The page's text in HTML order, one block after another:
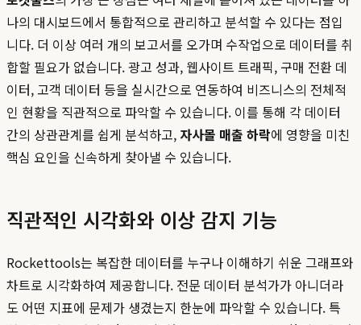
나의 대시보드에서 통합적으로 관리하고 분석할 수 있다는 점입
니다. 더 이상 여러 개의 보고서를 오가며 수작업으로 데이터를 취
합할 필요가 없습니다. 광고 성과, 웹사이트 트래픽, 구매 전환 데
이터, 고객 데이터 등을 실시간으로 연동하여 비즈니스의 전체적
인 현황을 직관적으로 파악할 수 있습니다. 이를 통해 각 데이터
간의 상관관계를 쉽게 분석하고, 자사몰 매출 하락에 영향을 미친
핵심 요인을 신속하게 찾아낼 수 있습니다.
직관적인 시각화와 이상 감지 기능
Rockettools는 복잡한 데이터를 누구나 이해하기 쉬운 그래프와
차트로 시각화하여 제공합니다. 전문 데이터 분석가가 아니더라
도 어떤 지표에 문제가 생겼는지 한눈에 파악할 수 있습니다. 특